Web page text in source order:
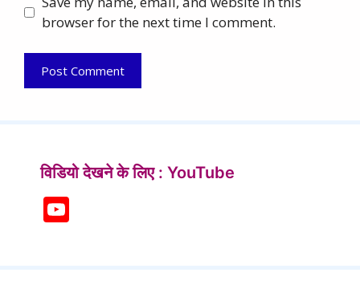
browser for the next time I comment.
विडियो देखने के लिए : YouTube